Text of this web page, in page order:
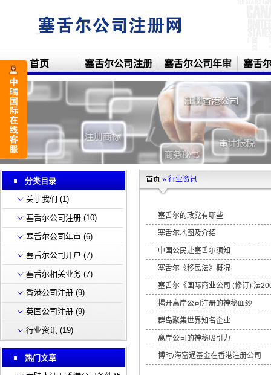
首页 塞舌尔公司注册 塞舌尔公司年审 塞舌
分类目录
关于我们 (1)
塞舌尔公司注册 (10)
塞舌尔公司年审 (6)
塞舌尔公司开户 (7)
塞舌尔相关业务 (7)
香港公司注册 (9)
英国公司注册 (9)
行业资讯 (19)
热门文章
首页 » 行业资讯
塞舌尔的政党有哪些
塞舌尔地图及介绍
中国公民赴塞舌尔须知
塞舌尔《移民法》概况
塞舌尔《国际商业公司 (修订) 法
揭开离岸公司注册的神秘面纱
群岛聚集世界知名企业
离岸公司的神秘吸引力
博时/海富通基金在香港注册公司